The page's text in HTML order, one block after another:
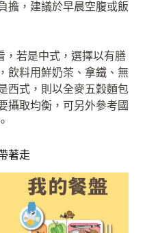
擔，建議於早晨空腹或飯
，若是中式，選擇以有膳
飲料用鮮奶茶、拿鐵、無
西式，則以全麥五穀麵包
攝取均衡，可另外參考國
著走